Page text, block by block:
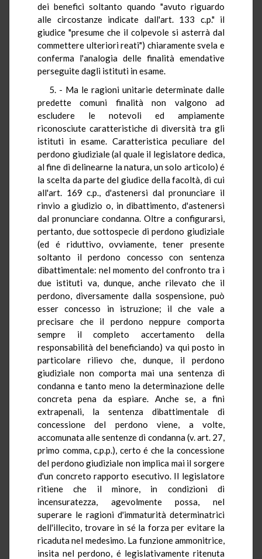
dei benefici soltanto quando "avuto riguardo
alle circostanze indicate dall'art. 133 c.p." il
giudice "presume che il colpevole si asterrà dal
commettere ulteriori reati") chiaramente svela e
conferma l'analogia delle finalità emendative
perseguite dagli istituti in esame.
5. - Ma le ragioni unitarie determinate dalle
predette comuni finalità non valgono ad
escludere le notevoli ed ampiamente
riconosciute caratteristiche di diversità tra gli
istituti in esame. Caratteristica peculiare del
perdono giudiziale (al quale il legislatore dedica,
al fine di delinearne la natura, un solo articolo) é
la scelta da parte del giudice della facoltà, di cui
all'art. 169 c.p., d'astenersi dal pronunciare il
rinvio a giudizio o, in dibattimento, d'astenersi
dal pronunciare condanna. Oltre a configurarsi,
pertanto, due sottospecie di perdono giudiziale
(ed é riduttivo, ovviamente, tener presente
soltanto il perdono concesso con sentenza
dibattimentale: nel momento del confronto tra i
due istituti va, dunque, anche rilevato che il
perdono, diversamente dalla sospensione, può
esser concesso in istruzione; il che vale a
precisare che il perdono neppure comporta
sempre il completo accertamento della
responsabilità del beneficiando) va qui posto in
particolare rilievo che, dunque, il perdono
giudiziale non comporta mai una sentenza di
condanna e tanto meno la determinazione delle
concreta pena da espiare. Anche se, a fini
extrapenali, la sentenza dibattimentale di
concessione del perdono viene, a volte,
accomunata alle sentenze di condanna (v. art. 27,
primo comma, c.p.p.), certo é che la concessione
del perdono giudiziale non implica mai il sorgere
d'un concreto rapporto esecutivo. Il legislatore
ritiene che il minore, in condizioni di
incensuratezza, agevolmente possa, nel
superare le ragioni d'immaturità determinatrici
dell'illecito, trovare in sé la forza per evitare la
ricaduta nel medesimo. La funzione ammonitrice,
insita nel perdono, é legislativamente ritenuta